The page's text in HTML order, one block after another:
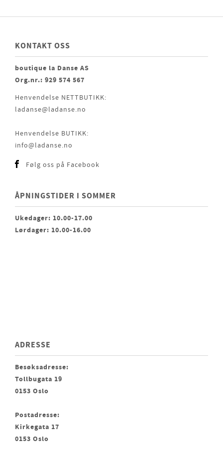
KONTAKT OSS
boutique la Danse AS
Org.nr.: 929 574 567
Henvendelse NETTBUTIKK:
ladanse@ladanse.no
Henvendelse BUTIKK:
info@ladanse.no
Følg oss på Facebook
ÅPNINGSTIDER I SOMMER
Ukedager: 10.00-17.00
Lørdager: 10.00-16.00
ADRESSE
Besøksadresse:
Tollbugata 19
0153 Oslo
Postadresse:
Kirkegata 17
0153 Oslo